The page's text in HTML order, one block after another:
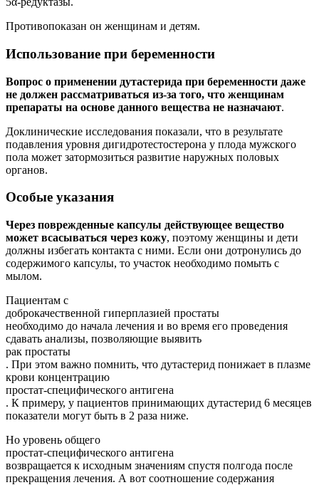
Противопоказан он женщинам и детям.
Использование при беременности
Вопрос о применении дутастерида при беременности даже
не должен рассматриваться из-за того, что женщинам
препараты на основе данного вещества не назначают.
Доклинические исследования показали, что в результате
подавления уровня дигидротестостерона у плода мужского
пола может затормозиться развитие наружных половых
органов.
Особые указания
Через поврежденные капсулы действующее вещество
может всасываться через кожу, поэтому женщины и дети
должны избегать контакта с ними. Если они дотронулись до
содержимого капсулы, то участок необходимо помыть с
мылом.
Пациентам с
доброкачественной гиперплазией простаты
необходимо до начала лечения и во время его проведения
сдавать анализы, позволяющие выявить
рак простаты
. При этом важно помнить, что дутастерид понижает в плазме
крови концентрацию
простат-специфического антигена
. К примеру, у пациентов принимающих дутастерид 6 месяцев
показатели могут быть в 2 раза ниже.
Но уровень общего
простат-специфического антигена
возвращается к исходным значениям спустя полгода после
прекращения лечения. А вот соотношение содержания